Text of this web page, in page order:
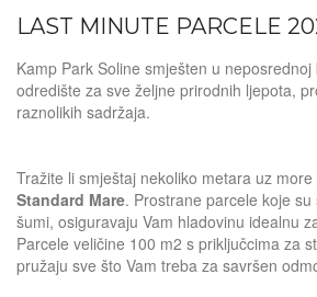
LAST MINUTE PARCELE
Kamp Park Soline smješten u
odredište za sve željne prirodnih ljepota,
raznolikih sadržaja.
Tražite li smještaj nekoliko metara uz
Standard Mare. Prostrane parcele koje
šumi, osiguravaju Vam hladovinu idealnu
Parcele veličine 100 m2 s priključcima za
pružaju sve što Vam treba za savršen